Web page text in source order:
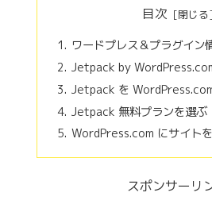
目次
ワードプレス＆プラグイン
Jetpack by
Jetpack を
Jetpack 無料プランを選ぶ
WordPress.com にサイト
スポンサーリ